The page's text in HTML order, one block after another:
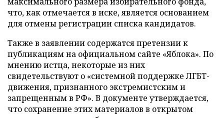
что, как отмечается в иске, является основанием
для отмены регистрации списка кандидатов.
Также в заявлении содержатся претензии к
публикациям на официальном сайте «Яблока». По
мнению истца, некоторые из них
свидетельствуют о «системной поддержке ЛГБТ-
движения, признанного экстремистским и
запрещенным в РФ». В документе утверждается,
что сохранение этих материалов в открытом